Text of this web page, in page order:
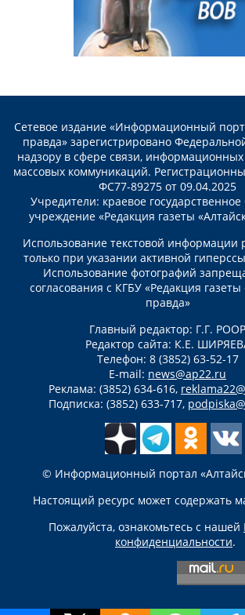
Сетевое издание «Информационный
правда» зарегистрировано
надзору в сфере связи, информационных
массовых коммуникаций.
ФС77-89275 от 09.04.2025
Учредители: краевое
учреждение «Редакция газеты
Использование текстовой информации
только при указании активной
Использование фотографий
согласования с КГБУ «Редакция газеты
правда»
Главный редактор: Г.Г. РООР
Редактор сайта: К.Е.
Телефон: 8 (3852) 63-52-17
E-mail: news@ap22.ru
Реклама: (3852) 634-616,
Подписка: (3852) 633-717,
© Информационный портал
Настоящий ресурс может содержать
Пожалуйста, ознакомьтесь с нашей
конфиденциальности.